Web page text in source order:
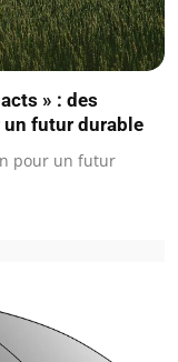
» : des
un futur durable
pour un futur